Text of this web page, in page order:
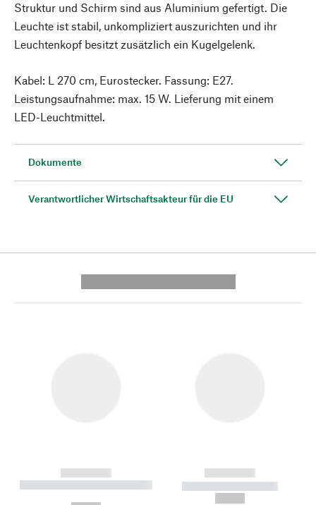
Struktur und Schirm sind aus Aluminium gefertigt. Die
Leuchte ist stabil, unkompliziert auszurichten und ihr
Leuchtenkopf besitzt zusätzlich ein Kugelgelenk.
Kabel: L 270 cm, Eurostecker. Fassung: E27.
Leistungsaufnahme: max. 15 W. Lieferung mit einem
LED-Leuchtmittel.
Dokumente
Verantwortlicher Wirtschaftsakteur für die EU
------------
----------- ----------- --------
------------
----------- -----------